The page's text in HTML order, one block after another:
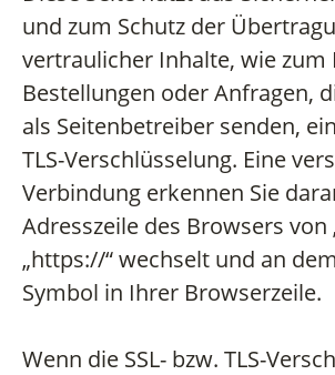
und zum Schutz der
vertraulicher Inhalte, wie zum
Bestellungen oder Anfragen,
als Seitenbetreiber senden,
TLS-Verschlüsselung. Eine
Verbindung erkennen Sie
Adresszeile des Browsers von
„https://“ wechselt und an
Symbol in Ihrer Browserzeile.
Wenn die SSL- bzw. TLS-